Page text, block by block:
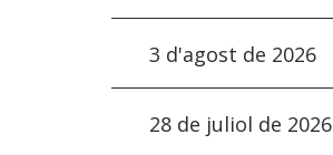
3 d'agost de 2026
28 de juliol de 2026